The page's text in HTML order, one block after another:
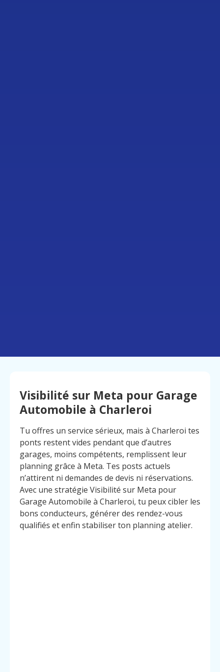
Visibilité sur Meta pour Garage
Automobile à Charleroi
Tu offres un service sérieux, mais à Charleroi tes
ponts restent vides pendant que d’autres
garages, moins compétents, remplissent leur
planning grâce à Meta. Tes posts actuels
n’attirent ni demandes de devis ni réservations.
Avec une stratégie Visibilité sur Meta pour
Garage Automobile à Charleroi, tu peux cibler les
bons conducteurs, générer des rendez-vous
qualifiés et enfin stabiliser ton planning atelier.